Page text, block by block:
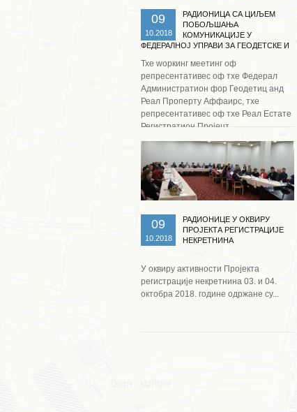
09
10.2018
РАДИОНИЦА СА ЦИЉЕМ
ПОБОЉШАЊА
КОМУНИКАЦИЈЕ У
ФЕДЕРАЛНОЈ УПРАВИ ЗА ГЕОДЕТСКЕ И
Тхе wоркинг меетинг оф
репресентативес оф тхе Федерал
Администратион фор Геодетиц анд
Реал Пропертy Аффаирс, тхе
репресентативес оф тхе Реал Естате
Регистратион Пројецт...
Опширније ...
09
10.2018
РАДИОНИЦЕ У ОКВИРУ
ПРОЈЕКТА РЕГИСТРАЦИЈЕ
НЕКРЕТНИНА
У оквиру активности Пројекта
регистрације некретнина 03. и 04.
октобра 2018. године одржане су...